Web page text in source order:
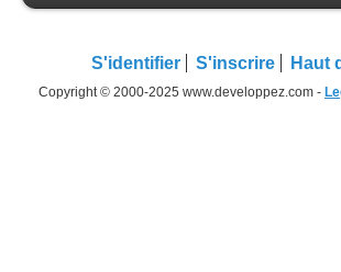
S'identifier S'inscrire Haut
Copyright © 2000-2025 www.developpez.com -